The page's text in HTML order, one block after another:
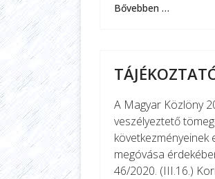
Bővebben …
A Magyar Közlöny
veszélyeztető
következményeinek
megóvása
46/2020. (III.16.)